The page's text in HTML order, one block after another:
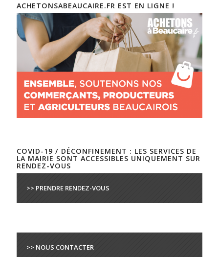
ACHETONSABEAUCAIRE.FR EST EN LIGNE !
COVID-19 / DÉCONFINEMENT : LES SERVICES DE
LA MAIRIE SONT ACCESSIBLES UNIQUEMENT SUR
RENDEZ-VOUS
>> PRENDRE RENDEZ-VOUS
>> NOUS CONTACTER